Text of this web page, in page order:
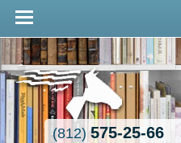
(812)575-25-66